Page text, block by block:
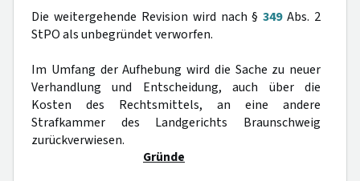
Die weitergehende Revision wird nach §349Abs. 2
StPO als unbegründet verworfen.
Im Umfang der Aufhebung wird die Sache zu neuer
Verhandlung und Entscheidung, auch über die
Kosten des Rechtsmittels, an eine andere
Strafkammer des Landgerichts Braunschweig
zurückverwiesen.
Gründe